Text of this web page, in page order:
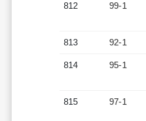
812 99-1
813 92-1
814 95-1
815 97-1